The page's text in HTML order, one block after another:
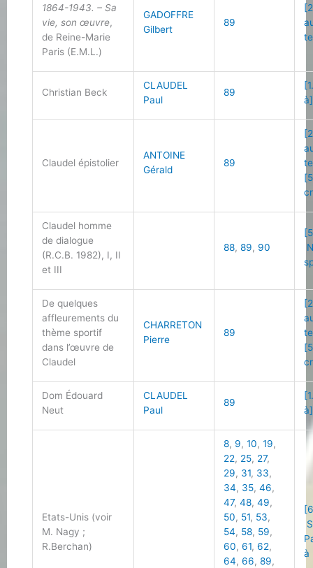
1864-1943. – Sa
vie, son œuvre,
de Reine-Marie
Paris (E.M.L.)
GADOFFRE
Gilbert
89
Christian Beck
CLAUDEL
Paul
89
à]
Claudel épistolier
ANTOINE
Gérald
89
Claudel homme
de dialogue
(R.C.B. 1982), I, II
et III
88,89, 90
De quelques
affleurements du
thème sportif
dans l’œuvre de
Claudel
CHARRETON
Pierre
89
Dom Édouard
Neut
CLAUDEL
Paul
89
à]
Etats-Unis (voir
M. Nagy ;
R.Berchan)
8, 9,10,19,
22, 25, 27,
29, 31, 33,
34, 35,46,
47,48,49,
50, 51, 53,
54, 58, 59,
60,61,62,
64,66,89,
à